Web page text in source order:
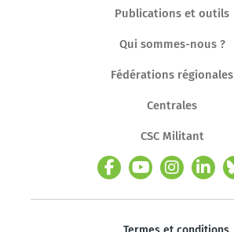
Publications et outils
Qui sommes-nous ?
Fédérations régionales
Centrales
CSC Militant